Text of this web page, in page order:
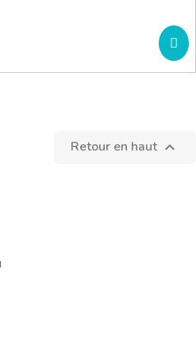
Retour en haut 